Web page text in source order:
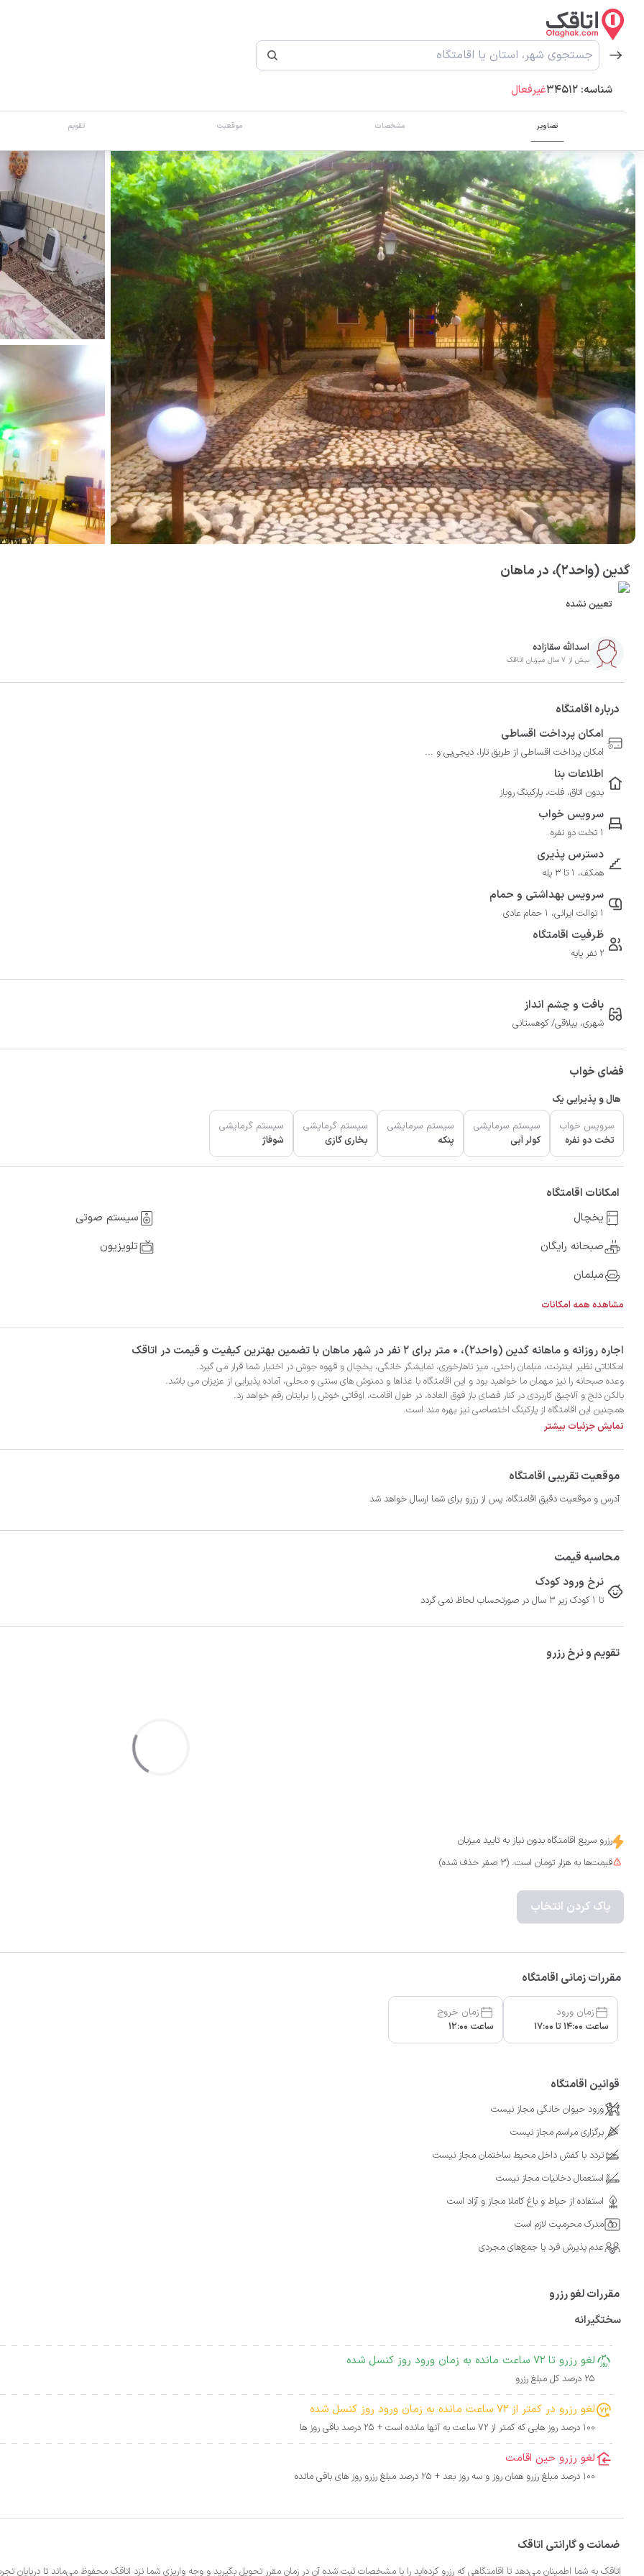
شناسه: 34512غیرفعال
تصاویر مشخصات موقعیت تقویم
گدین (واحد۲)، در ماهان
تعیین نشده
اسدالله سقا‌زاده
بیش از 7 سال میزبان اتاقک
درباره اقامتگاه
امکان پرداخت اقساطی
امکان پرداخت اقساطی از طریق تارا، دیجی‌پی و ...
اطلاعات بنا
بدون اتاق، فلت، پارکینگ روباز
سرویس خواب
1 تخت دو نفره
دسترس پذیری
همکف، 1 تا 3 پله
سرویس بهداشتی و حمام
1 توالت ایرانی، 1 حمام عادی
ظرفیت اقامتگاه
2 نفر پایه
بافت و چشم انداز
شهری، ییلاقی/ کوهستانی
فضای خواب
هال و پذیرایی یک
سرویس خواب
تخت دو نفره
سیستم سرمایشی
کولر آبی
سیستم سرمایشی
پنکه
سیستم گرمایشی
بخاری گازی
سیستم گرمایشی
شوفاژ
امکانات اقامتگاه
یخچال
سیستم صوتی
صبحانه رایگان
تلویزیون
مبلمان
مشاهده همه امکانات
‫‫اجاره روزانه و ماهانه گدین (واحد۲)، 0 متر برای 2 نفر در شهر ماهان با تضمین بهترین کیفیت و قیمت در اتاقک
همچنین این اقامتگاه از پارکینگ اختصاصی نیز بهره مند است.
نمایش جزئیات بیشتر
موقعیت تقریبی اقامتگاه
آدرس و موقعیت دقیق اقامتگاه، پس از رزرو برای شما ارسال خواهد شد
محاسبه قیمت
نرخ ورود کودک
تا 1 کودک زیر 3 سال در صورتحساب لحاظ نمی گردد
تقویم و نرخ رزرو
رزرو سریع اقامتگاه بدون نیاز به تایید میزبان
قیمت‌ها به هزار تومان است. (3 صفر حذف شده)
پاک کردن انتخاب
مقررات زمانی اقامتگاه
زمان ورود
ساعت 14:00 تا 17:00
زمان خروج
ساعت 12:00
قوانین اقامتگاه
ورود حیوان خانگی مجاز نیست
برگزاری مراسم مجاز نیست
تردد با کفش داخل محیط ساختمان مجاز نیست
استعمال دخانیات مجاز نیست
استفاده از حیاط و باغ کاملا مجاز و آزاد است
مدرک محرمیت لازم است
عدم پذیرش فرد یا جمع‌های مجردی
مقررات لغو رزرو
سختگیرانه
لغو رزرو تا 72 ساعت مانده به زمان ورود روز کنسل شده
25 درصد کل مبلغ رزرو
لغو رزرو در کمتر از 72 ساعت مانده به زمان ورود روز کنسل شده
100 درصد روز هایی که کمتر از 72 ساعت به آنها مانده است + 25 درصد باقی روز ها
لغو رزرو حین اقامت
100 درصد مبلغ رزرو همان روز و سه روز بعد + 25 درصد مبلغ رزرو روز های باقی مانده
ضمانت و گارانتی اتاقک
اتاقک به شما اطمینان می‌دهد تا اقامتگاهی که رزرو کرده‌اید را با مشخصات ثبت شده آن در زمان مقرر تحویل بگیرید و وجه واریزی شما نزد اتاقک محفوظ می‌ماند تا درپایان